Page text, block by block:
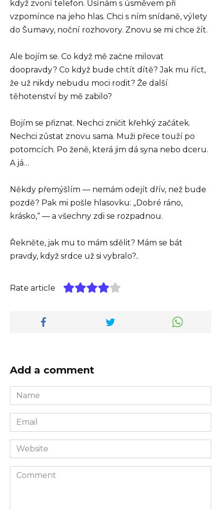
když zvoní telefon. Usínám s úsměvem při
vzpomínce na jeho hlas. Chci s ním snídaně, výlety
do Šumavy, noční rozhovory. Znovu se mi chce žít.
Ale bojím se. Co když mě začne milovat
doopravdy? Co když bude chtít dítě? Jak mu říct,
že už nikdy nebudu moci rodit? Že další
těhotenství by mě zabilo?
Bojím se přiznat. Nechci zničit křehký začátek.
Nechci zůstat znovu sama. Muži přece touží po
potomcích. Po ženě, která jim dá syna nebo dceru.
A já…
Někdy přemýšlím — nemám odejít dřív, než bude
pozdě? Pak mi pošle hlasovku: „Dobré ráno,
krásko,“ — a všechny zdi se rozpadnou.
Řekněte, jak mu to mám sdělit? Mám se bát
pravdy, když srdce už si vybralo?..
Rate article
Add a comment
Name
*
Email
*
Website
Comment